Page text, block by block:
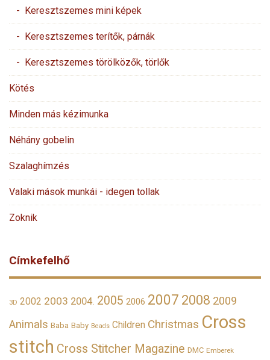
- Keresztszemes mini képek
- Keresztszemes terítők, párnák
- Keresztszemes törölközők, törlők
Kötés
Minden más kézimunka
Néhány gobelin
Szalaghímzés
Valaki mások munkái - idegen tollak
Zoknik
Címkefelhő
3D 2002 2003 2004. 2005 2006 2007 2008 2009
Animals Baba Baby Beads Children Christmas Cross
stitch Cross Stitcher Magazine DMC Emberek